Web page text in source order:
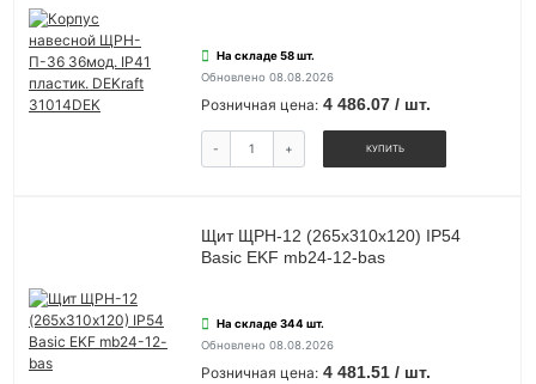
На складе 58 шт.
Обновлено 08.08.2026
Розничная цена: 4 486.07 / шт.
- + КУПИТЬ
Щит ЩРН-12 (265х310х120) IP54
Basic EKF mb24-12-bas
На складе 344 шт.
Обновлено 08.08.2026
Розничная цена: 4 481.51 / шт.